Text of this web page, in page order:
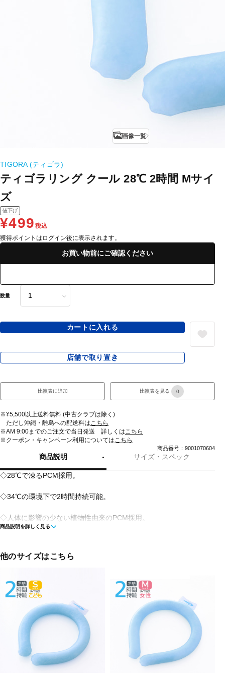
画像一覧
TIGORA (ティゴラ)
ティゴラリング クール 28℃ 2時間 Mサイ
ズ
値下げ
¥499 税込
獲得ポイントはログイン後に表示されます。
お買い物前にご確認ください
数量
カートに入れる
店舗で取り置き
比較表に追加 比較表を見る 0
※¥5,500以上送料無料 (中古クラブは除く)
ただし沖縄・離島への配送料はこちら
※AM 9:00までのご注文で当日発送 詳しくはこちら
※クーポン・キャンペーン利用についてはこちら
商品番号：9001070604
商品説明 サイズ・スペック
◇28℃で凍るPCM採用。
◇34℃の環境下で2時間持続可能。
◇人体に影響の少ない植物性由来のPCM採用。
◇大人から子供まで使用可能な、サイズ展開(S、M、L) 本製品はM
サイズ目安：S 子供（内径9cm）M女性（内径10cm）L男性（内径
11cm）
■素材：TPU PCM
■サイズ：
サイズ(W×D×H)/約14×2×17cm
■生産国：中国
商品説明を詳しく見る
他のサイズはこちら